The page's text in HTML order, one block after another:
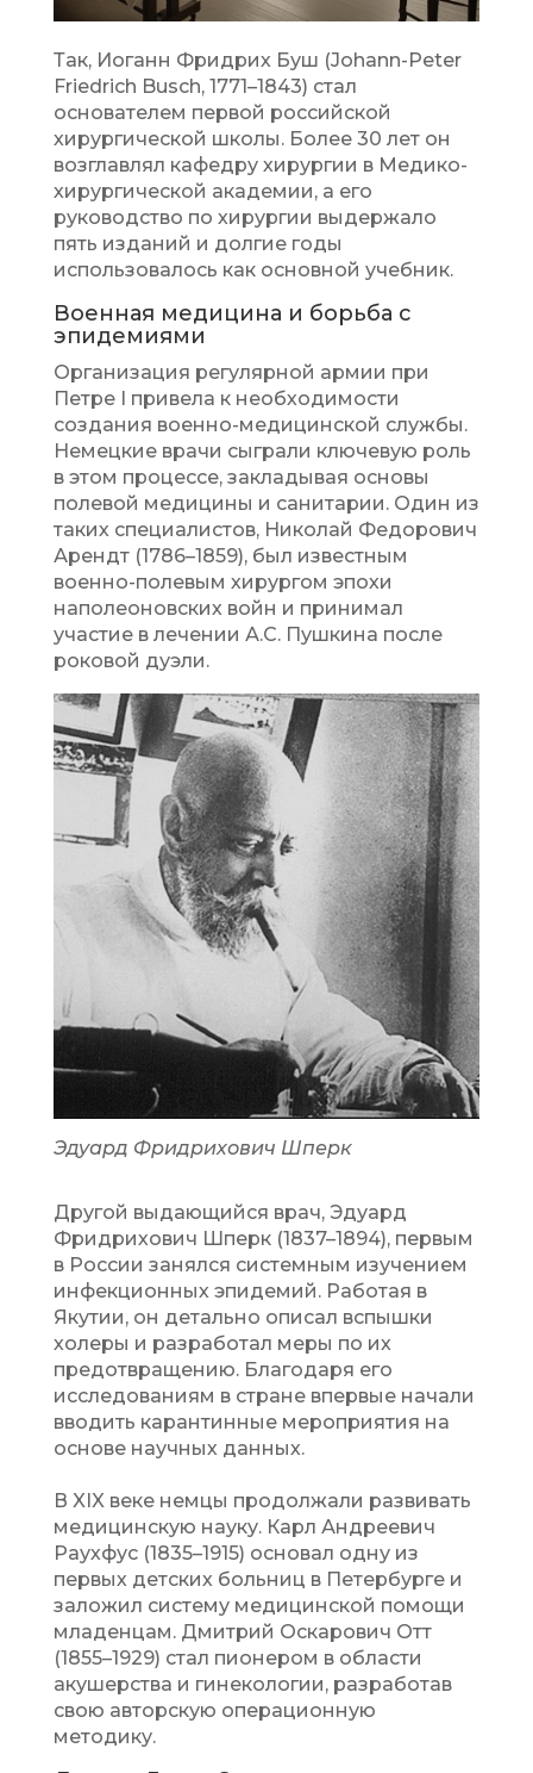
Так, Иоганн Фридрих Буш (Johann-Peter
Friedrich Busch, 1771–1843) стал
основателем первой российской
хирургической школы. Более 30 лет он
возглавлял кафедру хирургии в Медико-
хирургической академии, а его
руководство по хирургии выдержало
пять изданий и долгие годы
использовалось как основной учебник.
Военная медицина и борьба с
эпидемиями
Организация регулярной армии при
Петре I привела к необходимости
создания военно-медицинской службы.
Немецкие врачи сыграли ключевую роль
в этом процессе, закладывая основы
полевой медицины и санитарии. Один из
таких специалистов, Николай Федорович
Арендт (1786–1859), был известным
военно-полевым хирургом эпохи
наполеоновских войн и принимал
участие в лечении А.С. Пушкина после
роковой дуэли.
Эдуард Фридрихович Шперк
Другой выдающийся врач, Эдуард
Фридрихович Шперк (1837–1894), первым
в России занялся системным изучением
инфекционных эпидемий. Работая в
Якутии, он детально описал вспышки
холеры и разработал меры по их
предотвращению. Благодаря его
исследованиям в стране впервые начали
вводить карантинные мероприятия на
основе научных данных.
В XIX веке немцы продолжали развивать
медицинскую науку. Карл Андреевич
Раухфус (1835–1915) основал одну из
первых детских больниц в Петербурге и
заложил систему медицинской помощи
младенцам. Дмитрий Оскарович Отт
(1855–1929) стал пионером в области
акушерства и гинекологии, разработав
свою авторскую операционную
методику.